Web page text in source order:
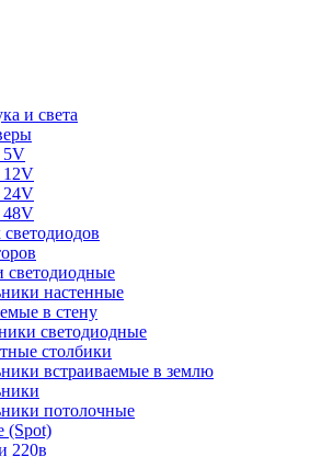
и света
5V
12V
24V
48V
светодиодные
настенные
в стену
светодиодные
столбики
встраиваемые в землю
потолочные
(Spot)
220в